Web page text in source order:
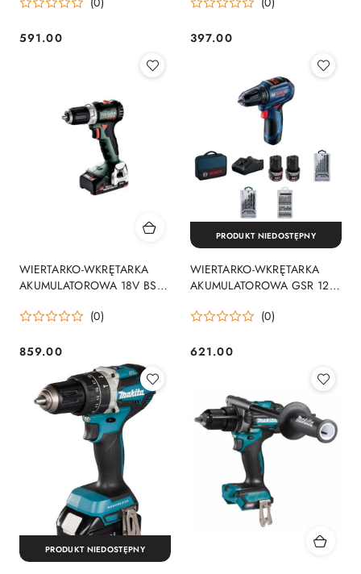
Cena:
591.00 Cena:
397.00
WIERTARKO-WKRĘTARKA
AKUMULATOROWA 18V BS
(0)
Cena:
859.00
WIERTARKO-WKRĘTARKA
AKUMULATOROWA GSR 12V-
(0)
Cena:
621.00
PRODUKT NIEDOSTĘPNY
PRODUKT NIEDOSTĘPNY